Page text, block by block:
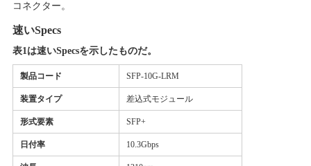
管
理
連
絡
コネクター。
速いSpecs
表1は速いSpecsを示したものだ。
製品コード SFP-10G-LRM
装置タイプ 差込式モジュール
形式要素 SFP+
日付率 10.3Gbps